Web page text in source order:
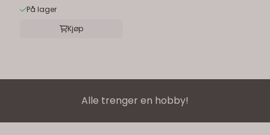
På lager
Kjøp
Alle trenger en hobby!